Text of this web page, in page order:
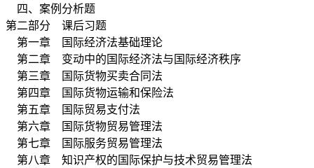
四、案例分析题
第二部分 课后习题
第一章 国际经济法基础理论
第二章 变动中的国际经济法与国际经济秩序
第三章 国际货物买卖合同法
第四章 国际货物运输和保险法
第五章 国际贸易支付法
第六章 国际货物贸易管理法
第七章 国际服务贸易管理法
第八章 知识产权的国际保护与技术贸易管理法